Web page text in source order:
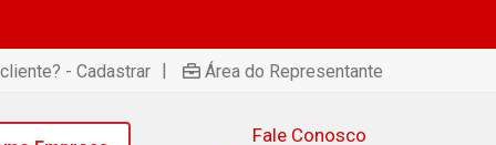
- Cadastrar | Área do Representante
Fale Conosco